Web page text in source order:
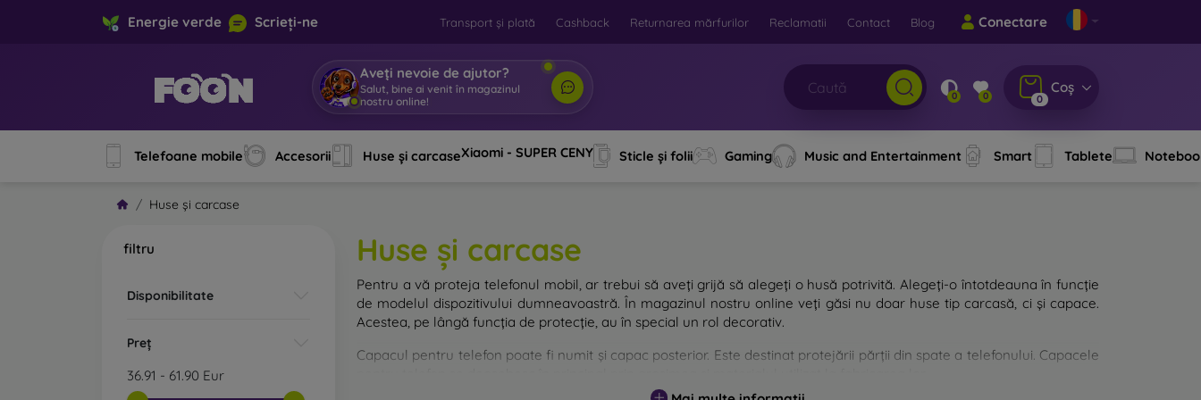
Energie verde Scrieți-ne Transport și plată Cashback Returnarea mărfurilor Reclamatii Contact Blog Conectare
Aveți nevoie de ajutor?
Salut, bine ai venit în magazinul
nostru online!
0 0 0
Coș
Telefoane mobile Accesorii Huse și carcaseXiaomi - SUPER CENY Sticle și folii Gaming Music and Entertainment Smart Tablete
Huse și carcase
filtru
Disponibilitate
Preț
36.91 - 61.90 Eur
Huse și carcase
Pentru a vă proteja telefonul mobil, ar trebui să aveți grijă să alegeți o husă potrivită. Alegeți-o întotdeauna în funcție
de modelul dispozitivului dumneavoastră. În magazinul nostru online veți găsi nu doar huse tip carcasă, ci și capace.
Acestea, pe lângă funcția de protecție, au în special un rol decorativ.
Capacul pentru telefon poate fi numit și capac posterior. Este destinat protejării părții din spate a telefonului. Capacele